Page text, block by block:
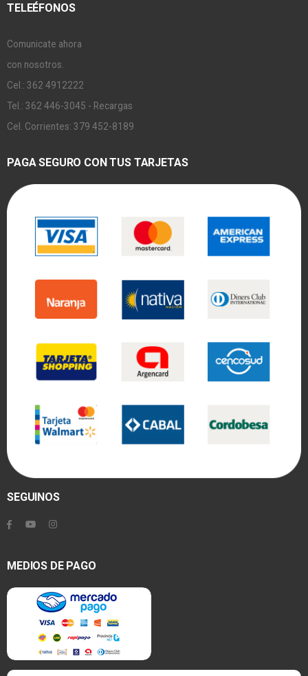
TELEÉFONOS
Comunicate ahora
con nosotros.
Cel.: 362 4912222
Tel.: 362 446-3045 - Recargas
Cel. Corrientes: 379 452-8189
PAGA SEGURO CON TUS TARJETAS
SEGUINOS
MEDIOS DE PAGO